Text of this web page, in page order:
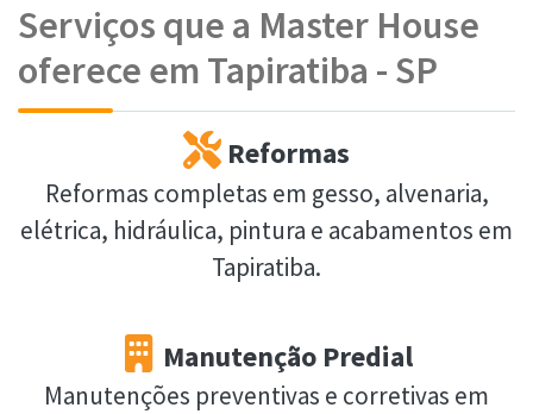
Serviços que a Master House
oferece em Tapiratiba - SP
Reformas
Reformas completas em gesso, alvenaria,
elétrica, hidráulica, pintura e acabamentos em
Tapiratiba.
Manutenção Predial
Manutenções preventivas e corretivas em